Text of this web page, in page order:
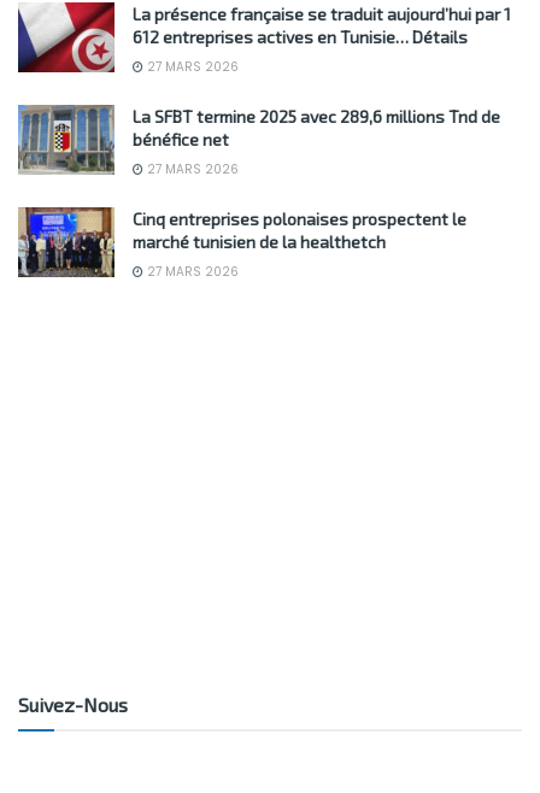
La présence française se traduit aujourd’hui par 1
612 entreprises actives en Tunisie… Détails
27 MARS 2026
La SFBT termine 2025 avec 289,6 millions Tnd de
bénéfice net
27 MARS 2026
Cinq entreprises polonaises prospectent le
marché tunisien de la healthetch
27 MARS 2026
Suivez-Nous